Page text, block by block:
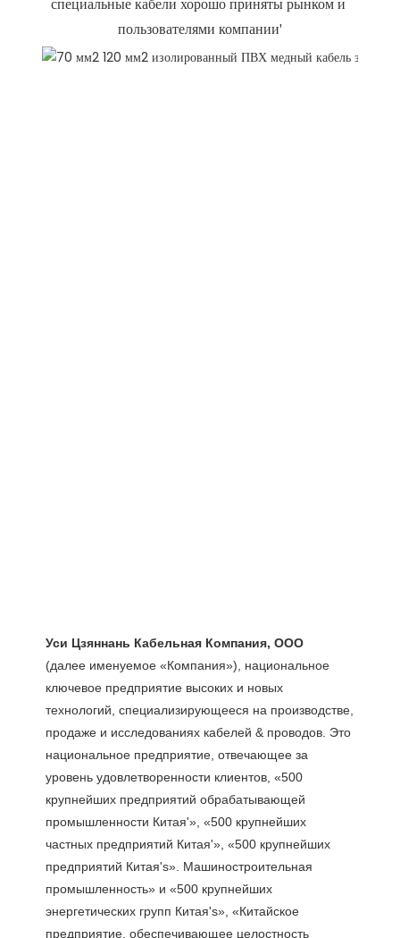
специальные кабели хорошо приняты рынком и
(далее именуемое «Компания»), национальное
ключевое предприятие высоких и новых
технологий, специализирующееся на производстве,
продаже и исследованиях кабелей & проводов. Это
национальное предприятие, отвечающее за
уровень удовлетворенности клиентов, «500
крупнейших предприятий обрабатывающей
промышленности Китая'», «500 крупнейших
частных предприятий Китая'», «500 крупнейших
предприятий Китая's». Машиностроительная
промышленность» и «500 крупнейших
энергетических групп Китая's», «Китайское
предприятие, обеспечивающее целостность